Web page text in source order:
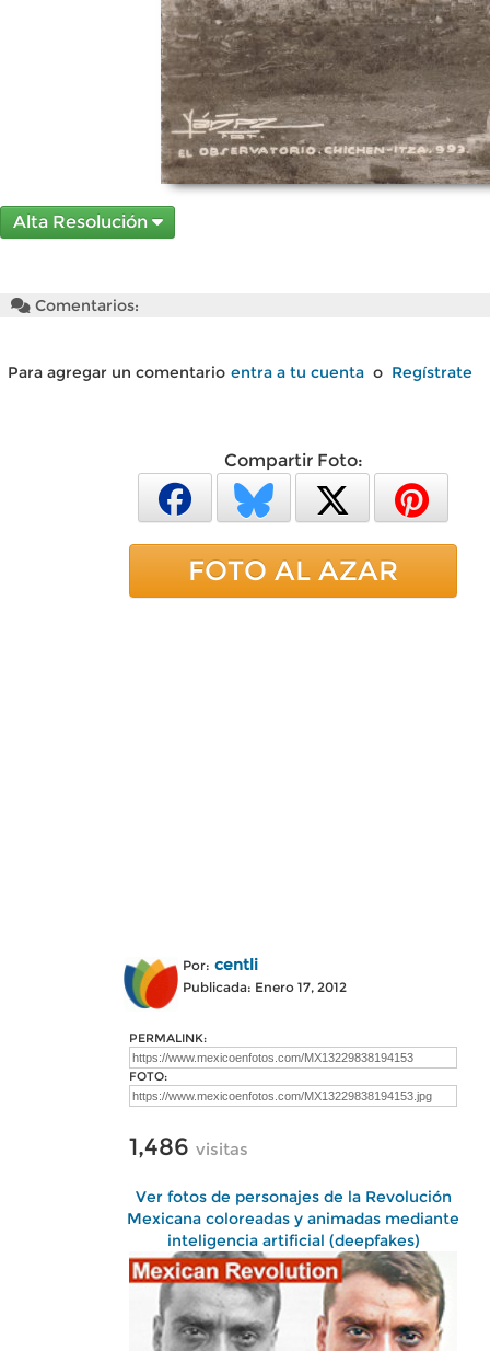
Alta Resolución
Comentarios:
Para agregar un comentario entra a tu cuenta o Regístrate
Compartir Foto:
FOTO AL AZAR
Por: centli
Publicada: Enero 17, 2012
PERMALINK:
FOTO:
1,486 visitas
Ver fotos de personajes de la Revolución
Mexicana coloreadas y animadas mediante
inteligencia artificial (deepfakes)